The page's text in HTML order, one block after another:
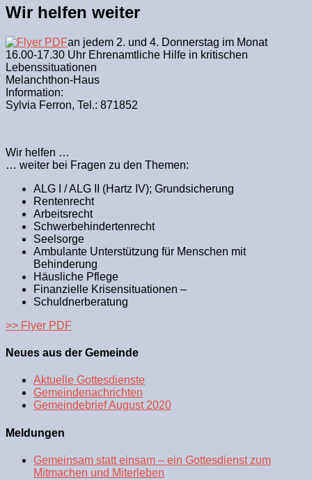
Wir helfen weiter
an jedem 2. und 4. Donnerstag im Monat
16.00-17.30 Uhr Ehrenamtliche Hilfe in kritischen
Lebenssituationen
Melanchthon-Haus
Information:
Sylvia Ferron, Tel.: 871852
Wir helfen …
… weiter bei Fragen zu den Themen:
ALG I / ALG II (Hartz IV); Grundsicherung
Rentenrecht
Arbeitsrecht
Schwerbehindertenrecht
Seelsorge
Ambulante Unterstützung für Menschen mit
Behinderung
Häusliche Pflege
Finanzielle Krisensituationen –
Schuldnerberatung
>> Flyer PDF
Neues aus der Gemeinde
Aktuelle Gottesdienste
Gemeindenachrichten
Gemeindebrief August 2020
Meldungen
Gemeinsam statt einsam – ein Gottesdienst zum
Mitmachen und Miterleben